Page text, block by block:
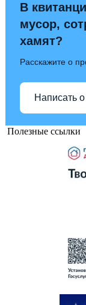
В
мусор,
хамят?
Расскажите о
Написать
Полезные ссылки